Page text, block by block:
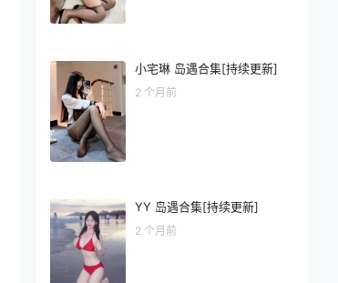
小宅琳 岛遇合集[持续更新]
2 个月前
YY 岛遇合集[持续更新]
2 个月前